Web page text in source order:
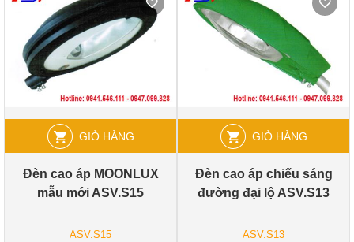
GIỎ HÀNG
Đèn cao áp MOONLUX
mẫu mới ASV.S15
ASV.S15
GIỎ HÀNG
Đèn cao áp chiếu sáng
đường đại lộ ASV.S13
ASV.S13